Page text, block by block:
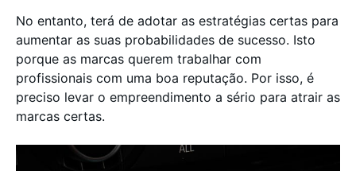
No entanto, terá de adotar as estratégias certas para
aumentar as suas probabilidades de sucesso. Isto
porque as marcas querem trabalhar com
profissionais com uma boa reputação. Por isso, é
preciso levar o empreendimento a sério para atrair as
marcas certas.